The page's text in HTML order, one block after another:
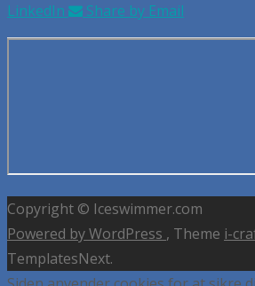
LinkedIn
Share by Email
Copyright © Iceswimmer.com
Powered by WordPress , Theme i-
TemplatesNext.